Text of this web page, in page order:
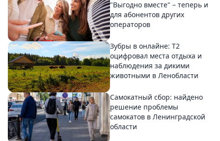
"Выгодно вместе" – теперь и
для абонентов других
операторов
Зубры в онлайне: Т2
оцифровал места отдыха и
наблюдения за дикими
животными в Ленобласти
Самокатный сбор: найдено
решение проблемы
самокатов в Ленинградской
области